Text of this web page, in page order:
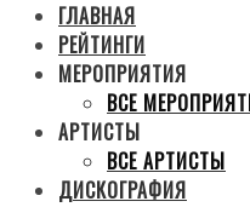
ГЛАВНАЯ
РЕЙТИНГИ
МЕРОПРИЯТИЯ
ВСЕ
АРТИСТЫ
ВСЕ АРТИСТЫ
ДИСКОГРАФИЯ